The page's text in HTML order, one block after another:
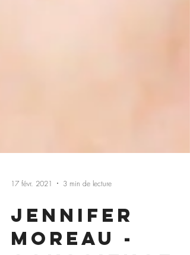
17 févr. 2021 3 min de lecture